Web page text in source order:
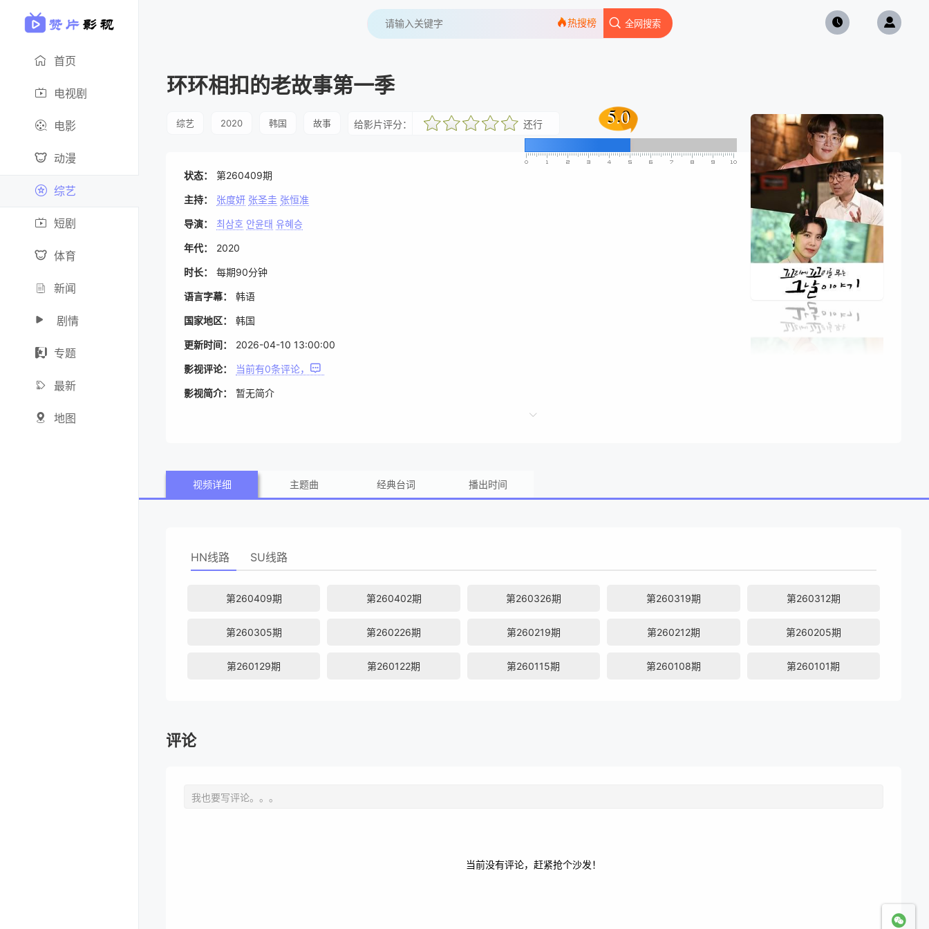
首页
电视剧
电影
动漫
综艺
短剧
体育
新闻
剧情
专题
最新
地图
全网搜索
热搜榜
5.0
5.0
环环相扣的老故事第一季
综艺 2020 韩国 故事 给影片评分：
很差较差还行 推荐力荐 还行
状态： 第260409期
主持： 张度妍 张圣圭 张恒准
导演： 최삼호 안윤태 유혜승
年代： 2020
时长： 每期90分钟
语言字幕： 韩语
国家地区： 韩国
更新时间： 2026-04-10 13:00:00
影视评论： 当前有0条评论，
影视简介： 暂无简介
视频详细 主题曲 经典台词 播出时间
HN线路 SU线路
第260409期 第260402期 第260326期 第260319期 第260312期
第260305期 第260226期 第260219期 第260212期 第260205期
第260129期 第260122期 第260115期 第260108期 第260101期
评论
当前没有评论，赶紧抢个沙发！